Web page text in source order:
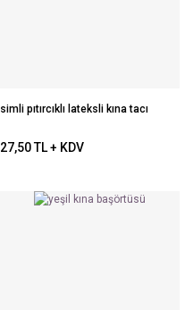
simli pıtırcıklı lateksli kına tacı
27,50 TL + KDV